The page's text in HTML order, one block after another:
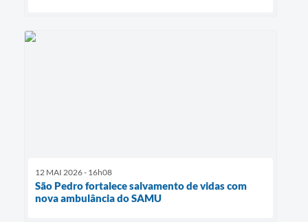
12 MAI 2026 - 16h08
São Pedro fortalece salvamento de vidas com
nova ambulância do SAMU